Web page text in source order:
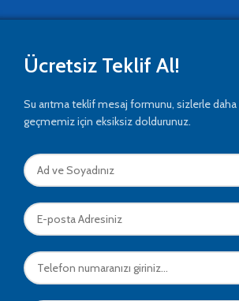
Ücretsiz Teklif Al!
Su arıtma teklif mesaj formunu, sizlerle daha
geçmemiz için eksiksiz doldurunuz.